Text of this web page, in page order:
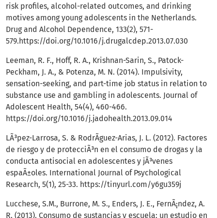
risk profiles, alcohol-related outcomes, and drinking
motives among young adolescents in the Netherlands.
Drug and Alcohol Dependence, 133(2), 571-
579. https://doi.org/10.1016/j.drugalcdep.2013.07.030
Leeman, R. F., Hoff, R. A., Krishnan-Sarin, S., Patock-
Peckham, J. A., & Potenza, M. N. (2014). Impulsivity,
sensation-seeking, and part-time job status in relation to
substance use and gambling in adolescents. Journal of
Adolescent Health, 54(4), 460-466.
https://doi.org/10.1016/j.jadohealth.2013.09.014
LÃ³pez-Larrosa, S. & RodrÃ­guez-Arias, J. L. (2012). Factores
de riesgo y de protecciÃ³n en el consumo de drogas y la
conducta antisocial en adolescentes y jÃ³venes
espaÃ±oles. International Journal of Psychological
Research, 5(1), 25-33. https://tinyurl.com/y6gu359j
Lucchese, S.M., Burrone, M. S., Enders, J. E., FernÃ¡ndez, A.
R. (2013). Consumo de sustancias y escuela: un estudio en